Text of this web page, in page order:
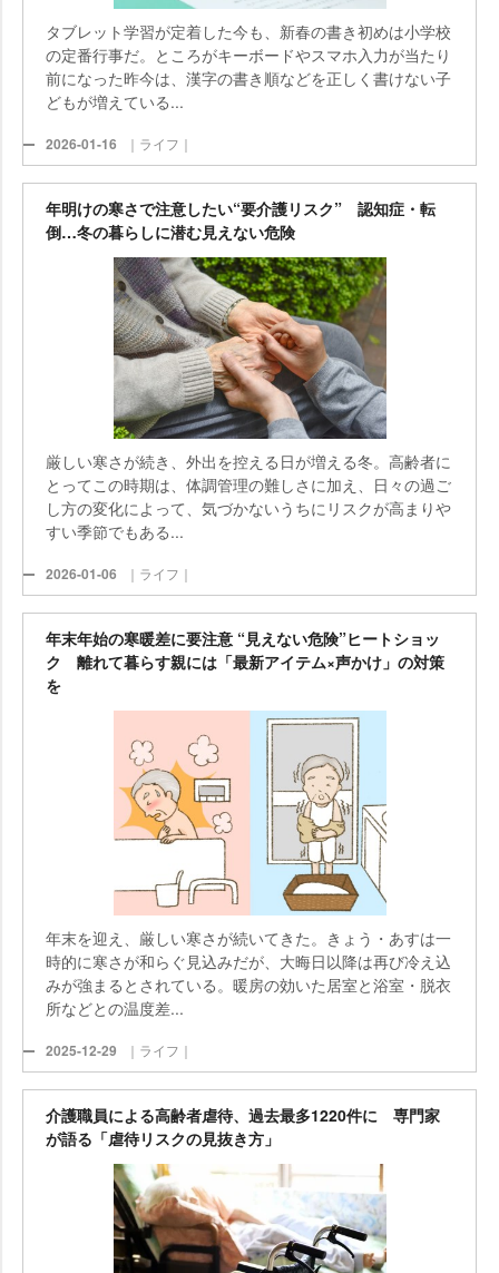
タブレット学習が定着した今も、新春の書き初めは小学校
の定番行事だ。ところがキーボードやスマホ入力が当たり
前になった昨今は、漢字の書き順などを正しく書けない子
どもが増えている...
2026-01-16 ｜ライフ｜
年明けの寒さで注意したい“要介護リスク” 認知症・転
倒…冬の暮らしに潜む見えない危険
厳しい寒さが続き、外出を控える日が増える冬。高齢者に
とってこの時期は、体調管理の難しさに加え、日々の過ご
し方の変化によって、気づかないうちにリスクが高まり
すい季節でもある...
2026-01-06 ｜ライフ｜
年末年始の寒暖差に要注意 “見えない危険”ヒートショッ
ク 離れて暮らす親には「最新アイテム×声かけ」の対策
を
年末を迎え、厳しい寒さが続いてきた。きょう・あすは一
時的に寒さが和らぐ見込みだが、大晦日以降は再び冷え込
みが強まるとされている。暖房の効いた居室と浴室・脱衣
所などとの温度差...
2025-12-29 ｜ライフ｜
介護職員による高齢者虐待、過去最多1220件に 専門家
が語る「虐待リスクの見抜き方」